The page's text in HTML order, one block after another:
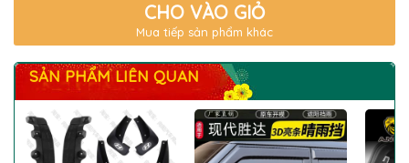
CHO VÀO GIỎ
Mua tiếp sản phẩm khác
SẢN PHẨM LIÊN QUAN